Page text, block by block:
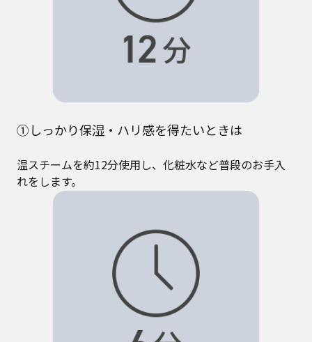
①しっかり保湿・ハリ感を得たいときは
温スチームを約12分使用し、化粧水など普段のお手入
れをします。